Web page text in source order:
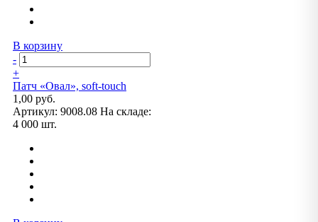
В корзину
-
+
Патч «Овал», soft-touch
1,00 руб.
Артикул: 9008.08 На складе:
4 000 шт.